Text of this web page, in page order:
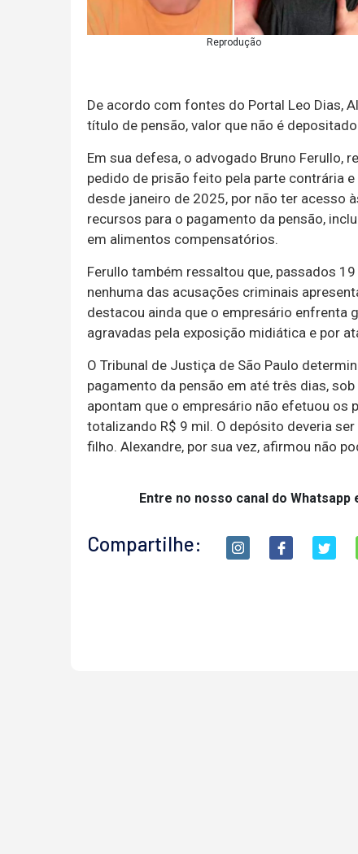
Reprodução
De acordo com fontes do Portal Leo Dias,
título de pensão, valor que não é
Em sua defesa, o advogado Bruno Ferullo,
pedido de prisão feito pela parte contrária
desde janeiro de 2025, por não ter acesso
recursos para o pagamento da pensão,
em alimentos compensatórios.
Ferullo também ressaltou que, passados
nenhuma das acusações criminais
destacou ainda que o empresário enfrenta
agravadas pela exposição midiática e por
O Tribunal de Justiça de São Paulo
pagamento da pensão em até três dias,
apontam que o empresário não efetuou os
totalizando R$ 9 mil. O depósito deveria
filho. Alexandre, por sua vez, afirmou não
Entre no nosso canal do
Compartilhe: